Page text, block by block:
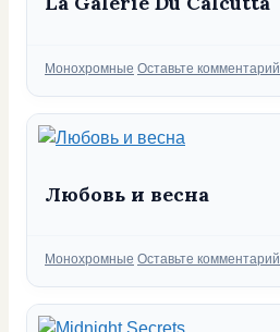
Рубрики
Монохромные Оставьте комментарий
Любовь и весна
Рубрики
Монохромные Оставьте комментарий